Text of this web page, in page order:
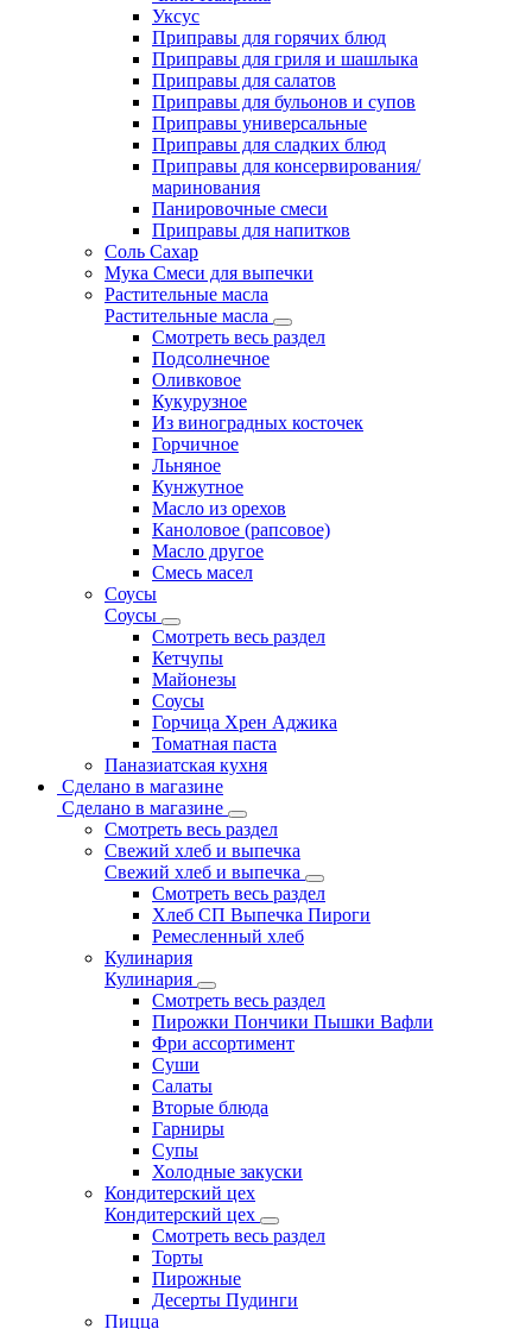
Уксус
Приправы для горячих блюд
Приправы для гриля и шашлыка
Приправы для салатов
Приправы для бульонов и супов
Приправы универсальные
Приправы для сладких блюд
Приправы для консервирования/
маринования
Панировочные смеси
Приправы для напитков
Соль Сахар
Мука Смеси для выпечки
Растительные масла
Растительные масла
Смотреть весь раздел
Подсолнечное
Оливковое
Кукурузное
Из виноградных косточек
Горчичное
Льняное
Кунжутное
Масло из орехов
Каноловое (рапсовое)
Масло другое
Смесь масел
Соусы
Соусы
Смотреть весь раздел
Кетчупы
Майонезы
Соусы
Горчица Хрен Аджика
Томатная паста
Паназиатская кухня
Сделано в магазине
Сделано в магазине
Смотреть весь раздел
Свежий хлеб и выпечка
Свежий хлеб и выпечка
Смотреть весь раздел
Хлеб СП Выпечка Пироги
Ремесленный хлеб
Кулинария
Кулинария
Смотреть весь раздел
Пирожки Пончики Пышки Вафли
Фри ассортимент
Суши
Салаты
Вторые блюда
Гарниры
Супы
Холодные закуски
Кондитерский цех
Кондитерский цех
Смотреть весь раздел
Торты
Пирожные
Десерты Пудинги
Пицца